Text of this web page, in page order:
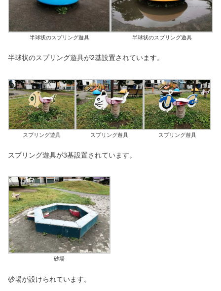
半球状のスプリング遊具 半球状のスプリング遊具
半球状のスプリング遊具が2基設置されています。
スプリング遊具 スプリング遊具 スプリング遊具
スプリング遊具が3基設置されています。
砂場
砂場が設けられています。